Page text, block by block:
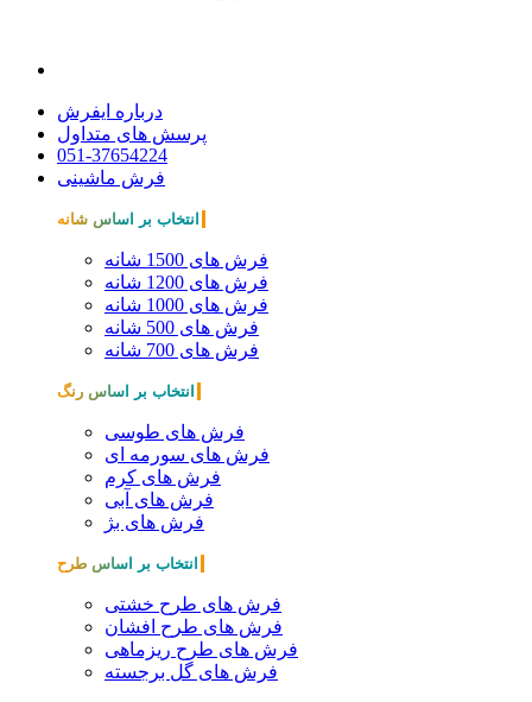
درباره ایفرش
پرسش های متداول
051-37654224
فرش ماشینی
انتخاب بر اساس شانه
فرش های 1500 شانه
فرش های 1200 شانه
فرش های 1000 شانه
فرش های 500 شانه
فرش های 700 شانه
انتخاب بر اساس رنگ
فرش های طوسی
فرش های سورمه ای
فرش های کرم
فرش های آبی
فرش های بژ
انتخاب بر اساس طرح
فرش های طرح خشتی
فرش های طرح افشان
فرش های طرح ریزماهی
فرش های گل برجسته